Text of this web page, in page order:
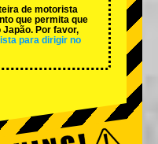
de motorista
que permita que
Por favor,
para dirigir no